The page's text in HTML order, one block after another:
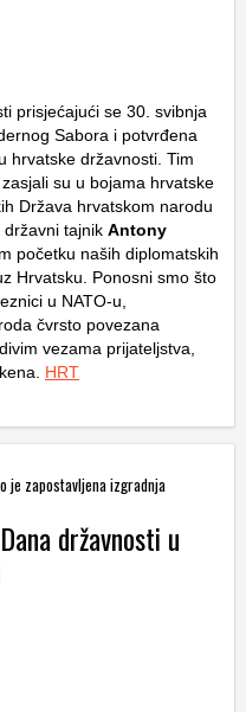
prisjećajući se 30. svibnja
Sabora i potvrđena
hrvatske državnosti. Tim
su u bojama hrvatske
Država hrvatskom narodu
tajnik Antony
početku naših diplomatskih
Hrvatsku. Ponosni smo što
u NATO-u,
čvrsto povezana
vezama prijateljstva,
HRT
je zapostavljena izgradnja
državnosti u